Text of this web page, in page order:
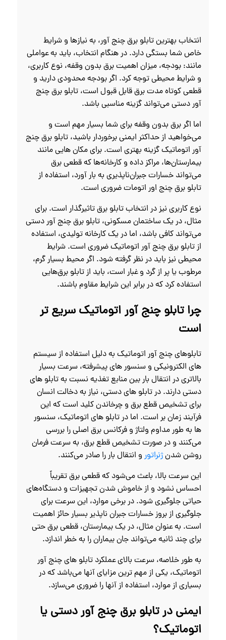
انتخاب بهترین تابلو برق چنج آور، به نیازها و شرایط
خاص شما بستگی دارد. در هنگام انتخاب، باید به عواملی
مانند: بودجه، میزان اهمیت برق بدون وقفه، نوع کاربری،
و شرایط محیطی توجه کرد. اگر بودجه محدودی دارید و
قطعی کوتاه‌ مدت برق قابل قبول است، تابلو برق چنج
آور دستی می‌تواند گزینه مناسبی باشد.
اما اگر برق بدون وقفه برای شما بسیار مهم است و
می‌خواهید از حداکثر ایمنی برخوردار باشید، تابلو برق چنج
آور اتوماتیک گزینه بهتری است. برای مکان‌ هایی مانند
بیمارستان‌ها، مراکز داده و کارخانه‌ها که قطعی برق
می‌تواند خسارات جبران‌ناپذیری به بار آورد، استفاده از
تابلو برق چنج اور اتومات ضروری است.
نوع کاربری نیز در انتخاب تابلو برق تاثیرگذار است. برای
مثال، در یک ساختمان مسکونی، تابلو برق چنج آور دستی
می‌تواند کافی باشد، اما در یک کارخانه تولیدی، استفاده
از تابلو برق چنج آور اتوماتیک ضروری است. شرایط
محیطی نیز باید در نظر گرفته شود. اگر محیط بسیار گرم،
مرطوب یا پر از گرد و غبار است، باید از تابلو برق‌هایی
استفاده کرد که در برابر این شرایط مقاوم باشند.
چرا تابلو چنج آور اتوماتیک سریع‌ تر
است
تابلوهای چنج آور اتوماتیک به دلیل استفاده از سیستم‌
های الکترونیکی و سنسور های پیشرفته، سرعت بسیار
بالاتری در انتقال بار بین منابع تغذیه نسبت به تابلو های
دستی دارند. در تابلو های دستی، نیاز به دخالت انسان
برای تشخیص قطع برق و چرخاندن کلید است که این
فرآیند زمان‌ بر است. اما در تابلو های اتوماتیک، سنسور
ها به طور مداوم ولتاژ و فرکانس برق اصلی را بررسی
می‌کنند و در صورت تشخیص قطع برق، به سرعت فرمان
روشن شدنژنراتور و انتقال بار را صادر می‌کنند.
این سرعت بالا، باعث می‌شود که قطعی برق تقریباً
احساس نشود و از خاموش شدن تجهیزات و دستگاه‌های
حیاتی جلوگیری شود. در برخی موارد، این سرعت برای
جلوگیری از بروز خسارات جبران‌ ناپذیر بسیار حائز اهمیت
است. به عنوان مثال، در یک بیمارستان، قطعی برق حتی
برای چند ثانیه می‌تواند جان بیماران را به خطر اندازد.
به طور خلاصه، سرعت بالای عملکرد تابلو های چنج آور
اتوماتیک، یکی از مهم‌ ترین مزایای آنها می‌باشد که در
بسیاری از موارد، استفاده از آنها را ضروری می‌سازد.
ایمنی در تابلو برق چنج آور دستی یا
اتوماتیک؟